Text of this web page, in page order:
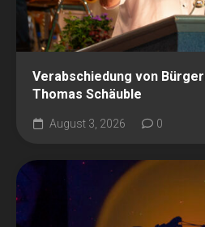
Verabschiedung von
Thomas Schäuble
August 3, 2026 0